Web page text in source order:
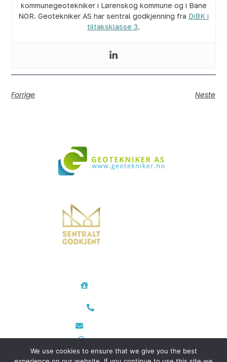
kommunegeotekniker i Lørenskog kommune og i Bane
NOR. Geotekniker AS har sentral godkjenning fra DiBK i
tiltaksklasse 3.
Forrige Neste
Org.nr 933 698 343
We use cookies to ensure that we give you the best